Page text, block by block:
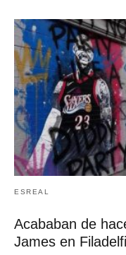
ESREAL
Acababan de
James en